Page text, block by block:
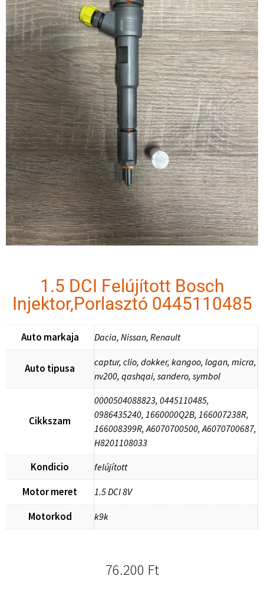
1.5 DCI Felújított Bosch
Injektor,Porlasztó 0445110485
Auto markaja Dacia, Nissan, Renault
Auto tipusa
captur, clio, dokker, kangoo, logan, micra,
nv200, qashqai, sandero, symbol
Cikkszam
0000504088823, 0445110485,
0986435240, 1660000Q2B, 166007238R,
166008399R, A6070700500, A6070700687,
H8201108033
Kondicio felújított
Motor meret 1.5 DCI 8V
Motorkod k9k
76.200 Ft